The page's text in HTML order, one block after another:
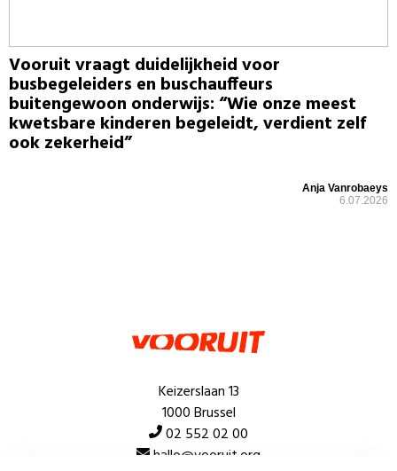
Vooruit vraagt duidelijkheid voor
busbegeleiders en buschauffeurs
buitengewoon onderwijs: “Wie onze meest
kwetsbare kinderen begeleidt, verdient zelf
ook zekerheid”
Anja Vanrobaeys
6.07.2026
Keizerslaan 13
1000 Brussel
02 552 02 00
hallo@vooruit.org